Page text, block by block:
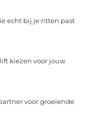
echt bij je ritten past
kiezen voor jouw
voor groeiende